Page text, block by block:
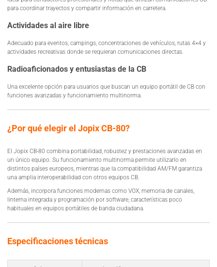
para coordinar trayectos y compartir información en carretera.
Actividades al aire libre
Adecuado para eventos, campings, concentraciones de vehículos, rutas 4×4 y
actividades recreativas donde se requieran comunicaciones directas.
Radioaficionados y entusiastas de la CB
Una excelente opción para usuarios que buscan un equipo portátil de CB con
funciones avanzadas y funcionamiento multinorma.
¿Por qué elegir el Jopix CB-80?
El Jopix CB-80 combina portabilidad, robustez y prestaciones avanzadas en
un único equipo. Su funcionamiento multinorma permite utilizarlo en
distintos países europeos, mientras que la compatibilidad AM/FM garantiza
una amplia interoperabilidad con otros equipos CB.
Además, incorpora funciones modernas como VOX, memoria de canales,
linterna integrada y programación por software, características poco
habituales en equipos portátiles de banda ciudadana.
Especificaciones técnicas